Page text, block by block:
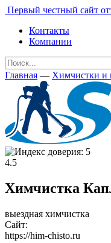
Первый честный сайт
Контакты
Компании
Главная — Химчистки и
4.5
Химчистка
выездная химчистка
Сайт:
https://him-chisto.ru